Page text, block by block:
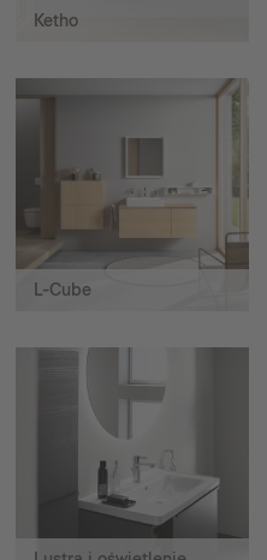
Ketho
L-Cube